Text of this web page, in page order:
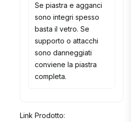
Se piastra e agganci
sono integri spesso
basta il vetro. Se
supporto o attacchi
sono danneggiati
conviene la piastra
completa.
Link Prodotto: